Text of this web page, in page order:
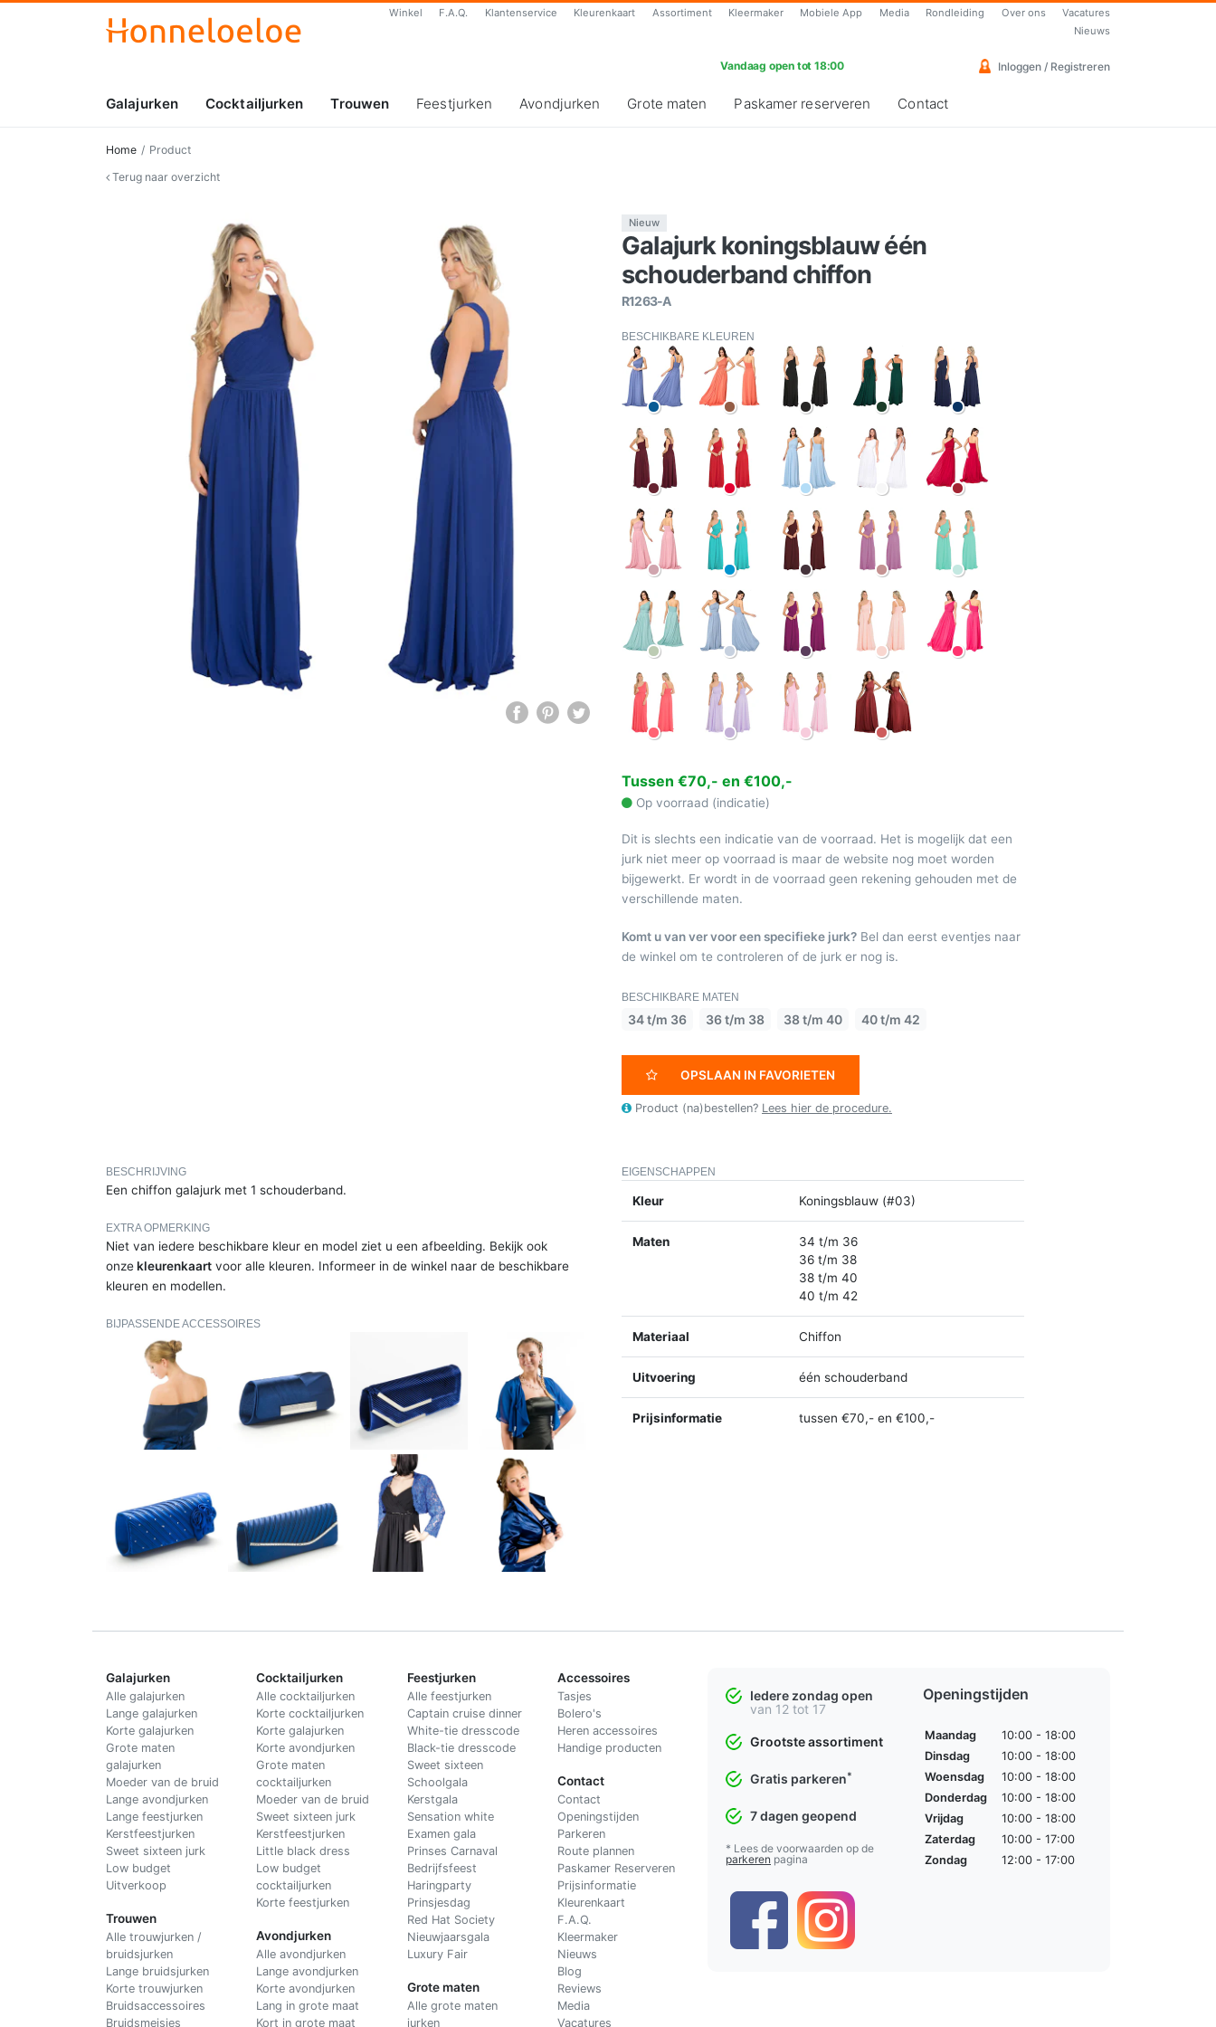
Winkel F.A.Q. Klantenservice Kleurenkaart Assortiment Kleermaker Mobiele App Media Rondleiding Over ons
Vacatures
Nieuws
Vandaag open tot 18:00 Inloggen / Registreren
Galajurken Cocktailjurken Trouwen Feestjurken Avondjurken Grote maten Paskamer reserveren Contact
Home
Product
Terug naar overzicht
Nieuw
Galajurk koningsblauw één
schouderband chiffon
R1263-A
BESCHIKBARE KLEUREN
Tussen €70,- en €100,-
Op voorraad (indicatie)
Dit is slechts een indicatie van de voorraad. Het is mogelijk dat een
jurk niet meer op voorraad is maar de website nog moet worden
bijgewerkt. Er wordt in de voorraad geen rekening gehouden met de
verschillende maten.
Komt u van ver voor een specifieke jurk? Bel dan eerst eventjes naar
de winkel om te controleren of de jurk er nog is.
BESCHIKBARE MATEN
34 t/m 36 36 t/m 38 38 t/m 40 40 t/m 42
OPSLAAN IN FAVORIETEN
Product (na)bestellen? Lees hier de procedure.
BESCHRIJVING
Een chiffon galajurk met 1 schouderband.
EXTRA OPMERKING
Niet van iedere beschikbare kleur en model ziet u een afbeelding. Bekijk ook
onzekleurenkaart voor alle kleuren. Informeer in de winkel naar de beschikbare
kleuren en modellen.
BIJPASSENDE ACCESSOIRES
EIGENSCHAPPEN
Kleur Koningsblauw (#03)
Maten
34 t/m 36
36 t/m 38
38 t/m 40
40 t/m 42
Materiaal Chiffon
Uitvoering één schouderband
Prijsinformatie tussen €70,- en €100,-
Galajurken
Alle galajurken
Lange galajurken
Korte galajurken
Grote maten
galajurken
Moeder van de bruid
Lange avondjurken
Lange feestjurken
Kerstfeestjurken
Sweet sixteen jurk
Low budget
Uitverkoop
Trouwen
Alle trouwjurken /
bruidsjurken
Lange bruidsjurken
Korte trouwjurken
Bruidsaccessoires
Bruidsmeisjes
Cocktailjurken
Alle cocktailjurken
Korte cocktailjurken
Korte galajurken
Korte avondjurken
Grote maten
cocktailjurken
Moeder van de bruid
Sweet sixteen jurk
Kerstfeestjurken
Little black dress
Low budget
cocktailjurken
Korte feestjurken
Avondjurken
Alle avondjurken
Lange avondjurken
Korte avondjurken
Lang in grote maat
Kort in grote maat
Feestjurken
Alle feestjurken
Captain cruise dinner
White-tie dresscode
Black-tie dresscode
Sweet sixteen
Schoolgala
Kerstgala
Sensation white
Examen gala
Prinses Carnaval
Bedrijfsfeest
Haringparty
Prinsjesdag
Red Hat Society
Nieuwjaarsgala
Luxury Fair
Grote maten
Alle grote maten
jurken
Accessoires
Tasjes
Bolero's
Heren accessoires
Handige producten
Contact
Contact
Openingstijden
Parkeren
Route plannen
Paskamer Reserveren
Prijsinformatie
Kleurenkaart
F.A.Q.
Kleermaker
Nieuws
Blog
Reviews
Media
Vacatures
Iedere zondag open
van 12 tot 17
Grootste assortiment
Gratis parkeren*
7 dagen geopend
* Lees de voorwaarden op de
parkeren pagina
Openingstijden
Maandag
10:00 - 18:00
Dinsdag
10:00 - 18:00
Woensdag
10:00 - 18:00
Donderdag
10:00 - 18:00
Vrijdag
10:00 - 18:00
Zaterdag
10:00 - 17:00
Zondag
12:00 - 17:00